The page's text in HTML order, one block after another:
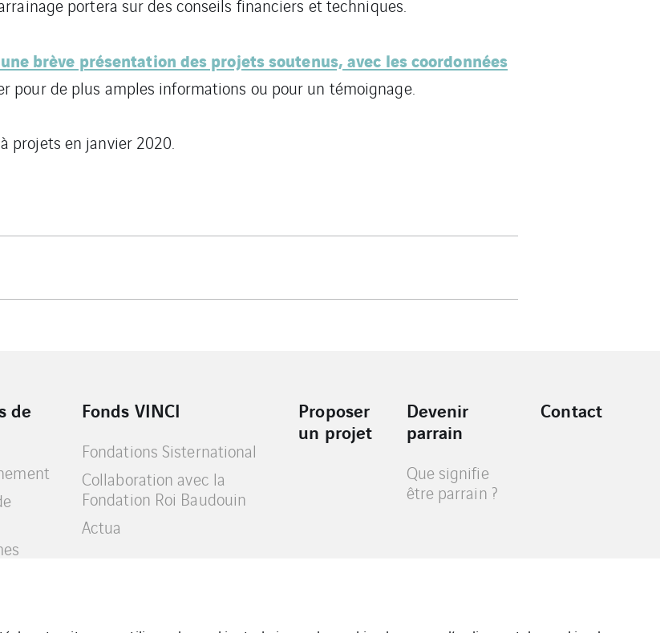
portera sur des conseils financiers et techniques.
brève présentation des projets soutenus, avec les coordonnées
pour de plus amples informations ou pour un témoignage.
projets en janvier 2020.
de
Fonds VINCI
Fondations Sisternational
Collaboration avec la
Fondation Roi Baudouin
Actua
Proposer
un projet
Devenir
parrain
Que signifie
être parrain ?
Contact